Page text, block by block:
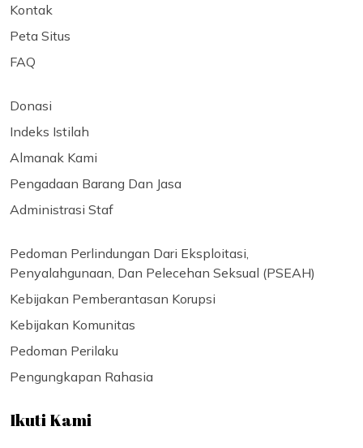
Kontak
Peta Situs
FAQ
Donasi
Indeks Istilah
Almanak Kami
Pengadaan Barang Dan Jasa
Administrasi Staf
Pedoman Perlindungan Dari Eksploitasi,
Penyalahgunaan, Dan Pelecehan Seksual (PSEAH)
Kebijakan Pemberantasan Korupsi
Kebijakan Komunitas
Pedoman Perilaku
Pengungkapan Rahasia
Ikuti Kami